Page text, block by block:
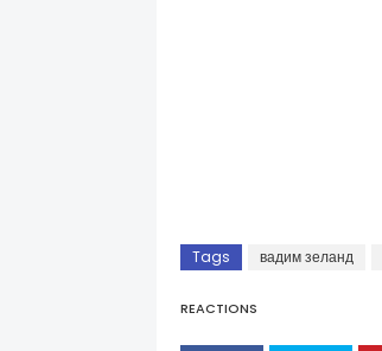
Tags вадим зеланд
REACTIONS